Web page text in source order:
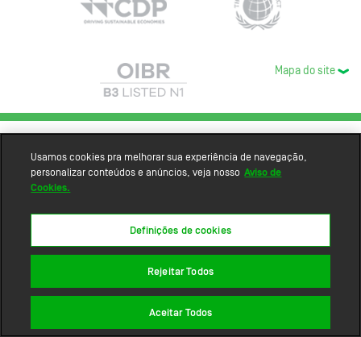
Mapa do site
Usamos cookies pra melhorar sua experiência de navegação,
personalizar conteúdos e anúncios, veja nosso Aviso de
Cookies.
Definições de cookies
Rejeitar Todos
Aceitar Todos